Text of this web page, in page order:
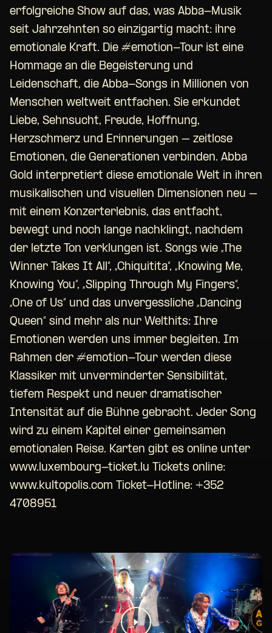
erfolgreiche Show auf das, was Abba-Musik
seit Jahrzehnten so einzigartig macht: ihre
emotionale Kraft. Die #emotion-Tour ist eine
Hommage an die Begeisterung und
Leidenschaft, die Abba-Songs in Millionen von
Menschen weltweit entfachen. Sie erkundet
Liebe, Sehnsucht, Freude, Hoffnung,
Herzschmerz und Erinnerungen – zeitlose
Emotionen, die Generationen verbinden. Abba
Gold interpretiert diese emotionale Welt in ihren
musikalischen und visuellen Dimensionen neu –
mit einem Konzerterlebnis, das entfacht,
bewegt und noch lange nachklingt, nachdem
der letzte Ton verklungen ist. Songs wie „The
Winner Takes It All“, „Chiquitita“, „Knowing Me,
Knowing You“, „Slipping Through My Fingers“,
„One of Us“ und das unvergessliche „Dancing
Queen“ sind mehr als nur Welthits: Ihre
Emotionen werden uns immer begleiten. Im
Rahmen der #emotion-Tour werden diese
Klassiker mit unverminderter Sensibilität,
tiefem Respekt und neuer dramatischer
Intensität auf die Bühne gebracht. Jeder Song
wird zu einem Kapitel einer gemeinsamen
emotionalen Reise. Karten gibt es online unter
www.luxembourg-ticket.lu Tickets online:
www.kultopolis.com Ticket-Hotline: +352
4708951